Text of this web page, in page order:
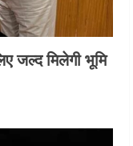
जल्द मिलेगी भूमि